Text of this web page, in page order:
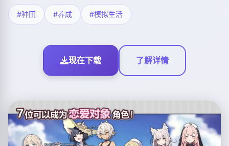
#种田 #养成 #模拟生活
现在下载 了解详情